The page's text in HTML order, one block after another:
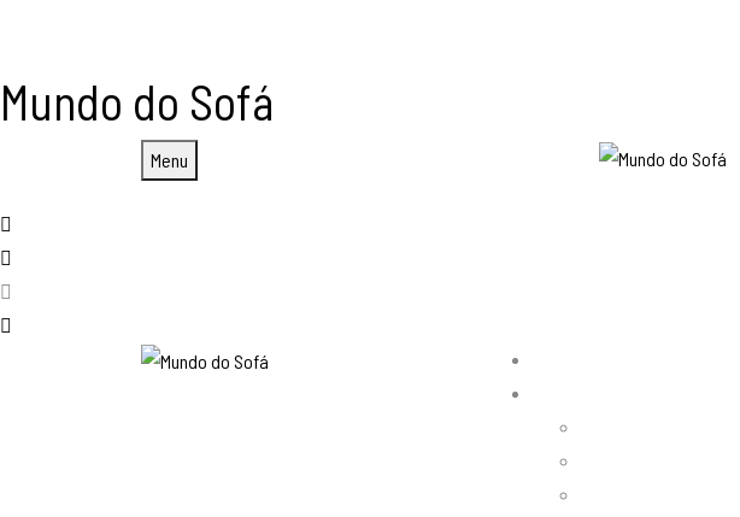
Mundo do Sofá
Menu